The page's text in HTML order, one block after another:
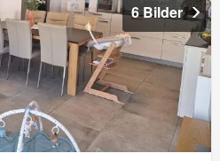
6 Bilder